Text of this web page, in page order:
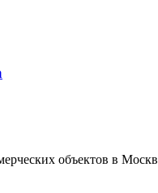
объектов в